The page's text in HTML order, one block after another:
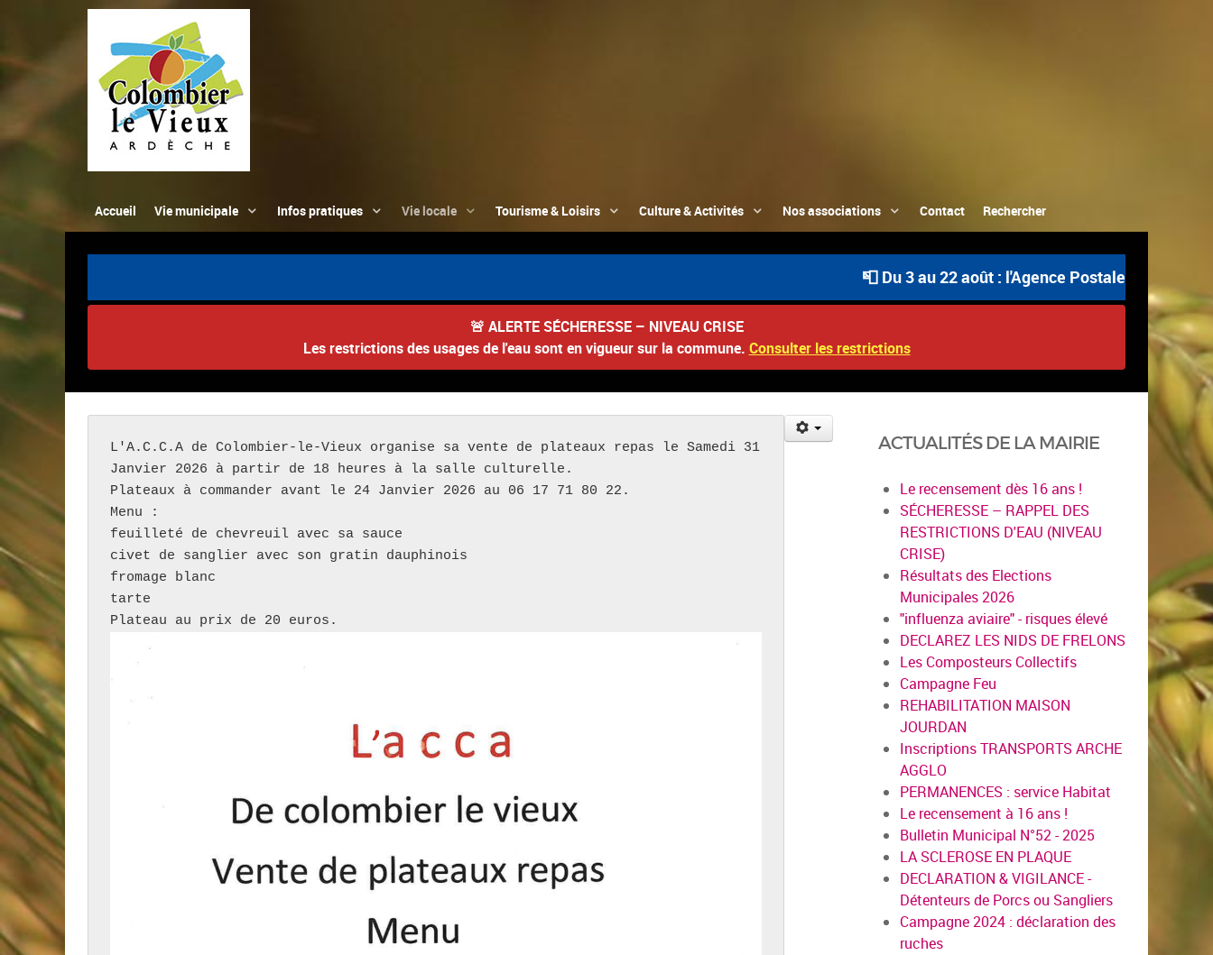
Accueil Vie municipale Infos pratiques Vie locale Tourisme & Loisirs Culture & Activités Nos associations Contact Rechercher
📮 Du 3 au 22 août : l'Agence Postale
🚨 ALERTE SÉCHERESSE – NIVEAU CRISE
Les restrictions des usages de l'eau sont en vigueur sur la commune. Consulter les restrictions
L'A.C.C.A de Colombier-le-Vieux organise sa vente de plateaux repas le Samedi 31
Janvier 2026 à partir de 18 heures à la salle culturelle.
Plateaux à commander avant le 24 Janvier 2026 au 06 17 71 80 22.
Menu :
feuilleté de chevreuil avec sa sauce
civet de sanglier avec son gratin dauphinois
fromage blanc
tarte
Plateau au prix de 20 euros.
ACTUALITÉS DE LA MAIRIE
Le recensement dès 16 ans !
SÉCHERESSE – RAPPEL DES
RESTRICTIONS D'EAU (NIVEAU
CRISE)
Résultats des Elections
Municipales 2026
"influenza aviaire" - risques élevé
DECLAREZ LES NIDS DE FRELONS
Les Composteurs Collectifs
Campagne Feu
REHABILITATION MAISON
JOURDAN
Inscriptions TRANSPORTS ARCHE
AGGLO
PERMANENCES : service Habitat
Le recensement à 16 ans !
Bulletin Municipal N°52 - 2025
LA SCLEROSE EN PLAQUE
DECLARATION & VIGILANCE -
Détenteurs de Porcs ou Sangliers
Campagne 2024 : déclaration des
ruches